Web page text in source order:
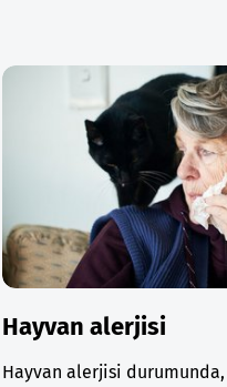
Hayvan alerjisi
Hayvan alerjisi